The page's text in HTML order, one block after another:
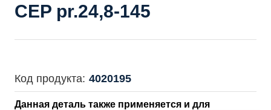
Фармет-
шоп
Мои
машины
CEP pr.24,8-145
Код продукта: 4020195
Данная деталь также применяется и для